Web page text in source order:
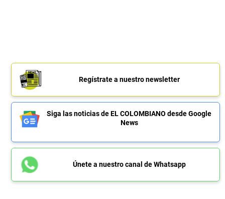
Regístrate a nuestro newsletter
Siga las noticias de EL COLOMBIANO desde Google
News
Únete a nuestro canal de Whatsapp